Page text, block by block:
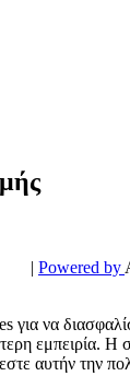
| Powered by
για να
εμπειρία. Η
αυτήν την